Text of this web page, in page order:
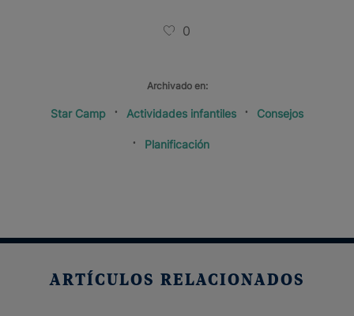
0
Archivado en:
Star Camp Actividades infantiles Consejos
Planificación
ARTÍCULOS RELACIONADOS